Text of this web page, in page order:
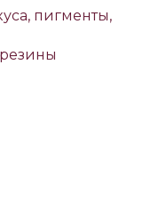
пигменты,